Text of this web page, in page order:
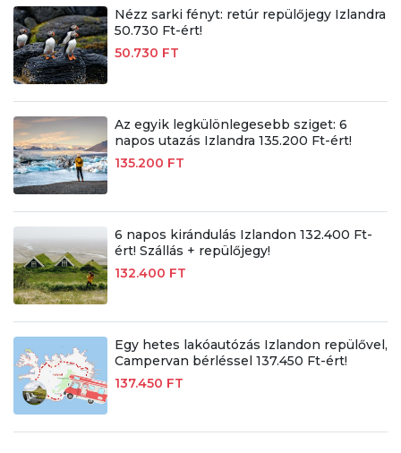
Nézz sarki fényt: retúr repülőjegy Izlandra
50.730 Ft-ért!
50.730 FT
Az egyik legkülönlegesebb sziget: 6
napos utazás Izlandra 135.200 Ft-ért!
135.200 FT
6 napos kirándulás Izlandon 132.400 Ft-
ért! Szállás + repülőjegy!
132.400 FT
Egy hetes lakóautózás Izlandon repülővel,
Campervan bérléssel 137.450 Ft-ért!
137.450 FT